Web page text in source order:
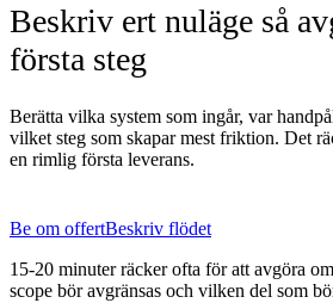
Beskriv ert nuläge så
första steg
Berätta vilka system som ingår, var
vilket steg som skapar mest friktion. Det
en rimlig första leverans.
Be om offertBeskriv flödet
15-20 minuter räcker ofta för att avgöra
scope bör avgränsas och vilken del som